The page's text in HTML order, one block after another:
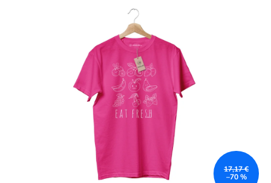
hviezdičiek.
17,17 €
–70 %